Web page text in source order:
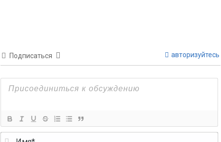
Подписаться авторизуйтесь